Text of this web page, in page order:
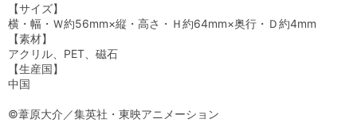
【サイズ】
横・幅・Ｗ約56mm×縦・高さ・Ｈ約64mm×奥行・Ｄ約4mm
【素材】
アクリル、PET、磁石
【生産国】
中国
©葦原大介／集英社・東映アニメーション